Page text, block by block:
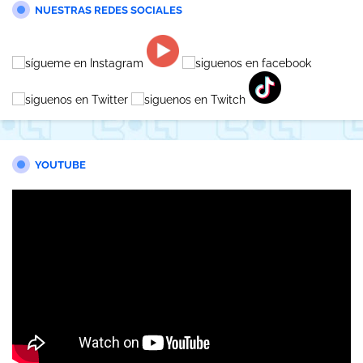
NUESTRAS REDES SOCIALES
YOUTUBE